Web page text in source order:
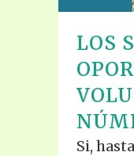
LOS
Si,